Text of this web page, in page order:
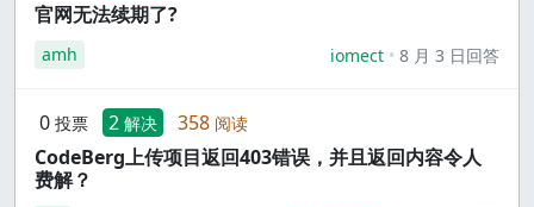
官网无法续期了?
amh iomect 8 月 3 日回答
0 投票 2 解决 358 阅读
CodeBerg上传项目返回403错误，并且返回内容令人
费解？